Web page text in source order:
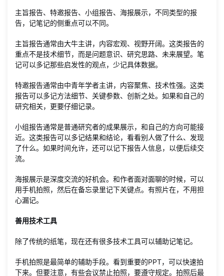
主旨报告、特邀报告、小组报告、海报展示，不同类型的报
告，记笔记的侧重点可以不同。
主旨报告通常由大牛主讲，内容宏观、视野开阔。这类报告的
重点不是技术细节，而是问题意识、研究思路、未来展望。笔
记可以多记那些启发性的观点，少记具体数据。
特邀报告通常由中青年学者主讲，内容聚焦、技术性强。这类
报告可以多记方法细节、关键参数、创新之处。如果和自己的
研究相关，更要仔细记录。
小组报告通常是普通研究者的成果展示，和自己的方向可能接
近。这类报告可以多记结果和结论，看看别人做了什么、发现
了什么。如果时间允许，还可以记下报告人信息，以便后续交
流。
海报展示是深度交流的好机会。和作者面对面聊的时候，可以
用手机拍照，然后在备忘录里记下关键点。有照片在，不用担
心漏记。
善用技术工具
除了传统的纸笔，现在还有很多技术工具可以辅助记笔记。
手机拍照是最简单的辅助手段。看到重要的PPT，可以快速拍
下来。但要注意，有些会议禁止拍照，要遵守规定。拍照后最